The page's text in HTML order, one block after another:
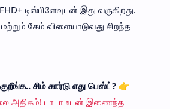
டிஸ்பிளேவுடன் இது வருகிறது.
கேம் விளையாடுவது சிறந்த
சிம் கார்டு எது பெஸ்ட்? 👉
அதிகம்! டாடா உடன் இணைந்த